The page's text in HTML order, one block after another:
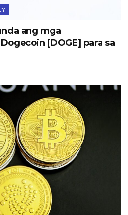
ang mga
[DOGE] para sa